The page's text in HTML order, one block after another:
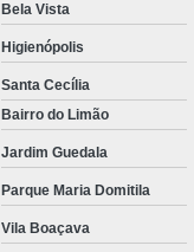
Bela Vista
Higienópolis
Santa Cecília
Bairro do Limão
Jardim Guedala
Parque Maria Domitila
Vila Boaçava